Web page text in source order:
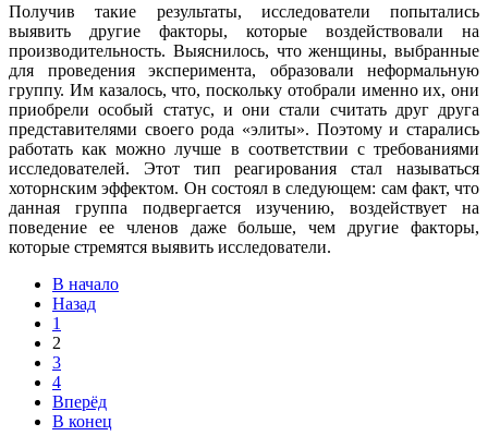
Получив такие результаты, исследователи попытались
выявить другие факторы, которые воздействовали на
производительность. Выяснилось, что женщины, выбранные
для проведения эксперимента, образовали неформальную
группу. Им казалось, что, поскольку отобрали именно их, они
приобрели особый статус, и они стали считать друг друга
представителями своего рода «элиты». Поэтому и старались
работать как можно лучше в соответствии с требованиями
исследователей. Этот тип реагирования стал называться
хоторнским эффектом. Он состоял в следующем: сам факт, что
данная группа подвергается изучению, воздействует на
поведение ее членов даже больше, чем другие факторы,
которые стремятся выявить исследователи.
В начало
Назад
1
2
3
4
Вперёд
В конец